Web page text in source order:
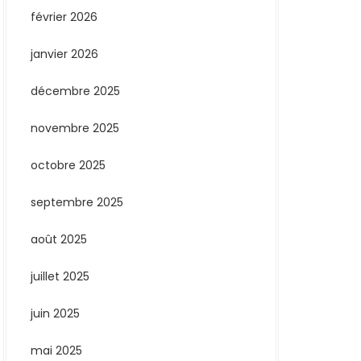
février 2026
janvier 2026
décembre 2025
novembre 2025
octobre 2025
septembre 2025
août 2025
juillet 2025
juin 2025
mai 2025